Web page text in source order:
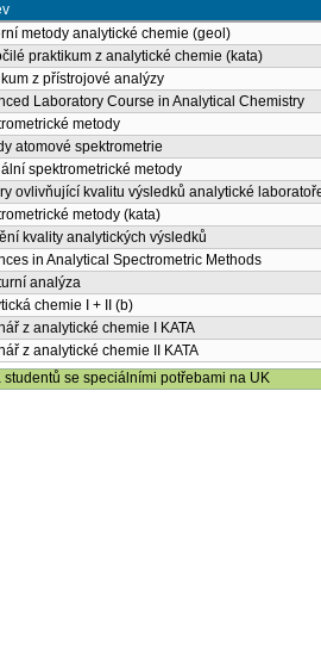
metody analytické chemie (geol)
praktikum z analytické chemie (kata)
z přístrojové analýzy
Laboratory Course in Analytical Chemistry
metody
atomové spektrometrie
spektrometrické metody
ovlivňující kvalitu výsledků analytické
metody (kata)
kvality analytických výsledků
in Analytical Spectrometric Methods
analýza
chemie I + II (b)
z analytické chemie I KATA
z analytické chemie II KATA
studentů se speciálními potřebami na UK